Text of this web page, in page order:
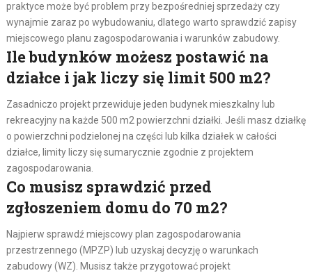
praktyce może być problem przy bezpośredniej sprzedaży czy
wynajmie zaraz po wybudowaniu, dlatego warto sprawdzić zapisy
miejscowego planu zagospodarowania i warunków zabudowy.
Ile budynków możesz postawić na
działce i jak liczy się limit 500 m2?
Zasadniczo projekt przewiduje jeden budynek mieszkalny lub
rekreacyjny na każde 500 m2 powierzchni działki. Jeśli masz działkę
o powierzchni podzielonej na części lub kilka działek w całości
działce, limity liczy się sumarycznie zgodnie z projektem
zagospodarowania.
Co musisz sprawdzić przed
zgłoszeniem domu do 70 m2?
Najpierw sprawdź miejscowy plan zagospodarowania
przestrzennego (MPZP) lub uzyskaj decyzję o warunkach
zabudowy (WZ). Musisz także przygotować projekt